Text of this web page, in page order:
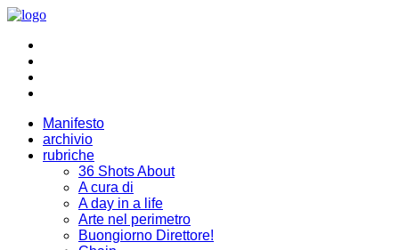
Manifesto
archivio
rubriche
36 Shots About
A cura di
A day in a life
Arte nel perimetro
Buongiorno Direttore!